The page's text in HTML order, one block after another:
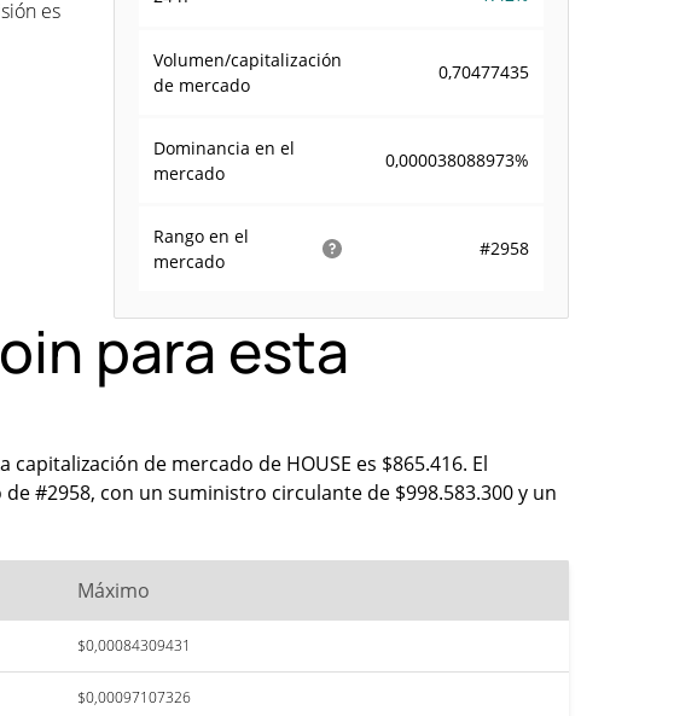
Volumen/capitalización
de mercado
0,70477435
Dominancia en el
mercado
0,000038088973%
Rango en el
mercado
#2958
es
para esta
de mercado de HOUSE es $865.416. El
#2958, con un suministro circulante de $998.583.300 y un
Máximo
$0,00084309431
$0,00097107326